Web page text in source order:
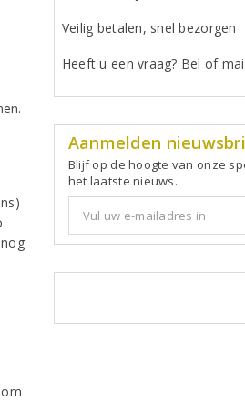
Veilig betalen, snel bezorgen
Heeft u een vraag? Bel of
Aanmelden
Blijf op de hoogte van onze
het laatste nieuws.